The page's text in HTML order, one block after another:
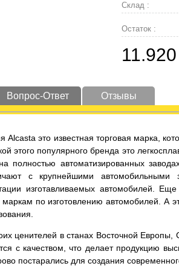
Склад :
Остаток :
Вопрос-Ответ Отзывы
Alcasta это известная торговая марка,
этого популярного бренда это
полностью автоматизированных
с крупнейшими автомобильными
изготавливаемых автомобилей.
по изготовлению автомобилей. А
ценителей в станах Восточной
с качеством, что делает продукцию
постарались для создания